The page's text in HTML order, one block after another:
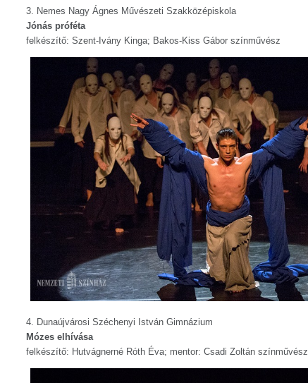
3. Nemes Nagy Ágnes Művészeti Szakközépiskola
Jónás próféta
felkészítő: Szent-Ivány Kinga; Bakos-Kiss Gábor színművész
4. Dunaújvárosi Széchenyi István Gimnázium
Mózes elhívása
felkészítő: Hutvágnerné Róth Éva; mentor: Csadi Zoltán színművész